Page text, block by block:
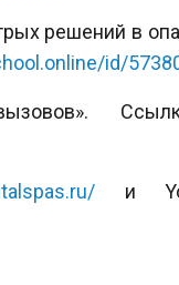
решений в
id/
и